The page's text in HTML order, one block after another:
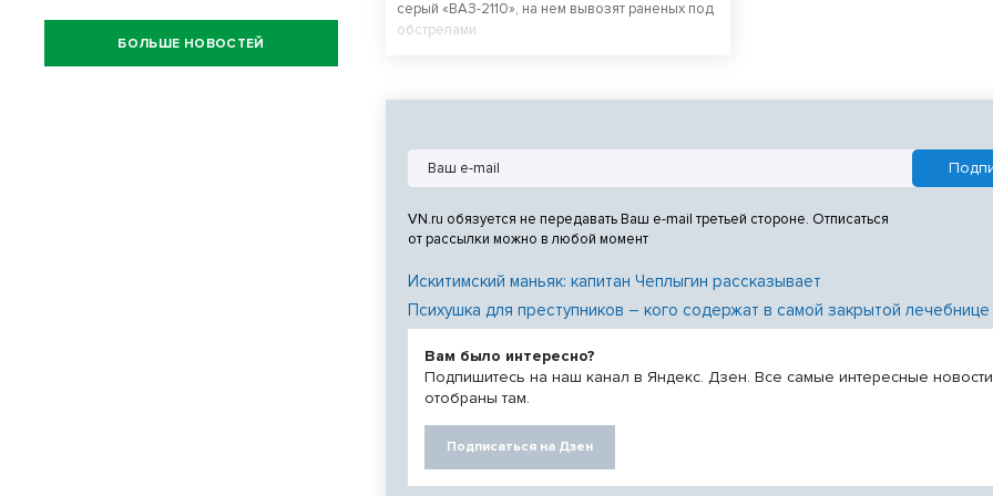
серый «ВАЗ-2110», на нем вывозят раненых под
обстрелами.
VN.ru обязуется не передавать Ваш e-mail третьей стороне. Отписаться
от рассылки можно в любой момент
Искитимский маньяк: капитан Чеплыгин рассказывает
Психушка для преступников – кого содержат в самой закрытой
Вам было интересно?
Подпишитесь на наш канал в Яндекс. Дзен. Все самые интересные новости
отобраны там.
Подписаться на Дзен
БОЛЬШЕ НОВОСТЕЙ